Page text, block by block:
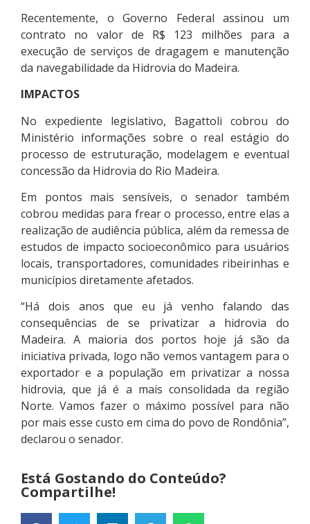
Recentemente, o Governo Federal assinou um
contrato no valor de R$ 123 milhões para a
execução de serviços de dragagem e manutenção
da navegabilidade da Hidrovia do Madeira.
IMPACTOS
No expediente legislativo, Bagattoli cobrou do
Ministério informações sobre o real estágio do
processo de estruturação, modelagem e eventual
concessão da Hidrovia do Rio Madeira.
Em pontos mais sensíveis, o senador também
cobrou medidas para frear o processo, entre elas a
realização de audiência pública, além da remessa de
estudos de impacto socioeconômico para usuários
locais, transportadores, comunidades ribeirinhas e
municípios diretamente afetados.
“Há dois anos que eu já venho falando das
consequências de se privatizar a hidrovia do
Madeira. A maioria dos portos hoje já são da
iniciativa privada, logo não vemos vantagem para o
exportador e a população em privatizar a nossa
hidrovia, que já é a mais consolidada da região
Norte. Vamos fazer o máximo possível para não
por mais esse custo em cima do povo de Rondônia”,
declarou o senador.
Está Gostando do Conteúdo?
Compartilhe!